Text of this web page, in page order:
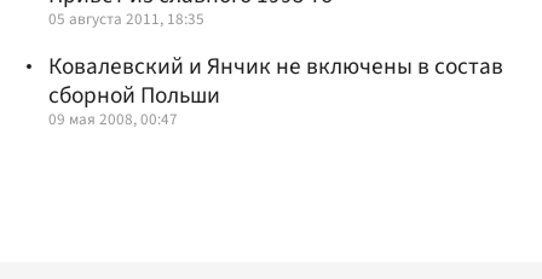
05 августа 2011, 18:35
Ковалевский и Янчик не включены в состав
сборной Польши
09 мая 2008, 00:47